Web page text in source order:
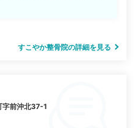
すこやか整骨院の詳細を見る
字前沖北37-1